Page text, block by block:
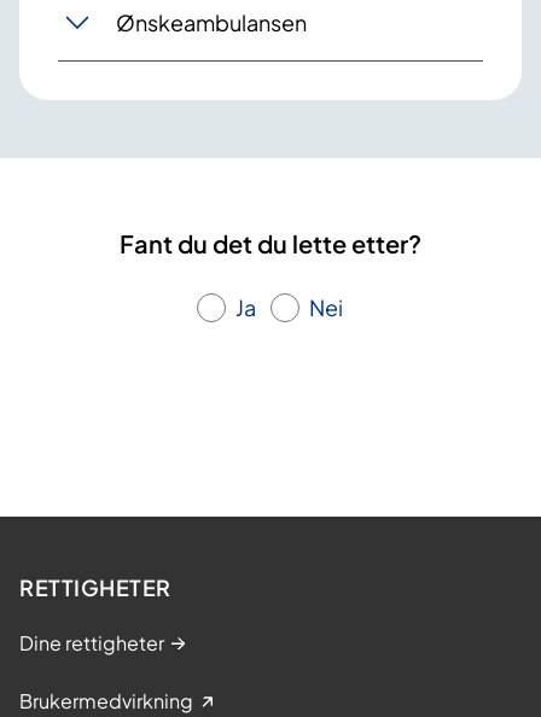
Ønskeambulansen
Fant du det du lette etter?
Ja Nei
RETTIGHETER
Dine rettigheter
Brukermedvirkning